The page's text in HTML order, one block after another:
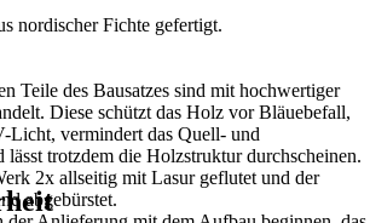
nordischer Fichte gefertigt.
Teile des Bausatzes sind mit hochwertiger
Diese schützt das Holz vor Bläuebefall,
Licht, vermindert das Quell- und
lässt trotzdem die Holzstruktur durchscheinen.
2x allseitig mit Lasur geflutet und der
abgebürstet.